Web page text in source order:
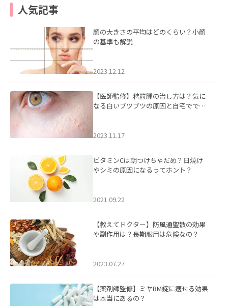
人気記事
顔の大きさの平均はどのくらい？小顔
の基準も解説
2023.12.12
【医師監修】稗粒腫の治し方は？気に
なる白いブツブツの原因と自宅ででき
2023.11.17
ビタミンCは朝つけちゃだめ？日焼け
やシミの原因になるってホント？
2021.09.22
【教えてドクター】防風通聖散の効果
や副作用は？長期服用は危険なの？
2023.07.27
【薬剤師監修】ミヤBM錠に痩せる効果
は本当にあるの？